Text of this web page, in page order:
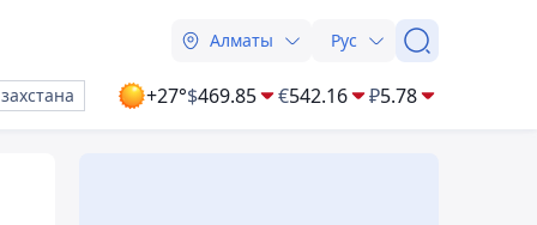
Алматы Рус
+27°$469.85 €542.16 ₽5.78